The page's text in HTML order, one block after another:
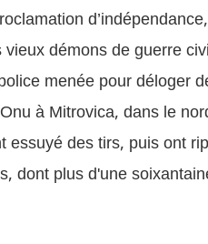
démons de guerre
menée pour déloger
à Mitrovica, dans le
essuyé des tirs, puis ont
dont plus d'une